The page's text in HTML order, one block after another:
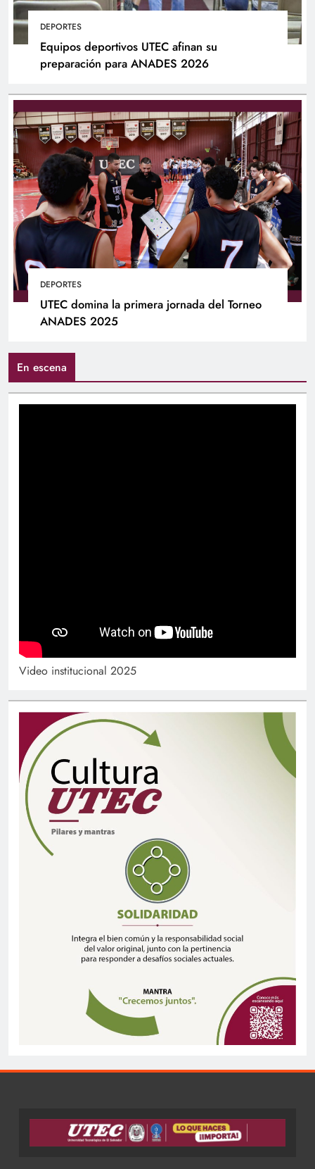
DEPORTES
Equipos deportivos UTEC afinan su
preparación para ANADES 2026
DEPORTES
UTEC domina la primera jornada del Torneo
ANADES 2025
En escena
Video institucional 2025